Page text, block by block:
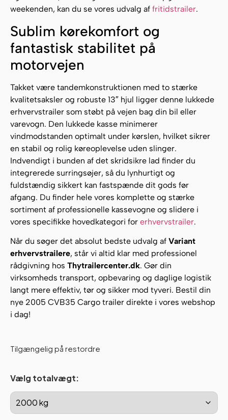
weekenden, kan du se vores udvalg af fritidstrailer.
Sublim kørekomfort og
fantastisk stabilitet på
motorvejen
Takket være tandemkonstruktionen med to stærke
kvalitetsaksler og robuste 13″ hjul ligger denne lukkede
erhvervstrailer som støbt på vejen bag din bil eller
varevogn. Den lukkede kasse minimerer
vindmodstanden optimalt under kørslen, hvilket sikrer
en stabil og rolig køreoplevelse uden slinger.
Indvendigt i bunden af det skridsikre lad finder du
integrerede surringsøjer, så du lynhurtigt og
fuldstændig sikkert kan fastspænde dit gods før
afgang. Du finder hele vores komplette og stærke
sortiment af professionelle kassevogne og slidere i
vores specifikke hovedkategori for erhvervstrailer.
Når du søger det absolut bedste udvalg af Variant
erhvervstrailere, står vi altid klar med professionel
rådgivning hos Thytrailercenter.dk. Gør din
virksomheds transport, opbevaring og daglige logistik
langt mere effektiv, tør og sikker mod tyveri. Bestil din
nye 2005 CVB35 Cargo trailer direkte i vores webshop
i dag!
Tilgængelig på restordre
Vælg totalvægt: